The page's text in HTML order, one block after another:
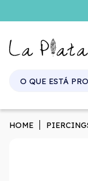
HOME